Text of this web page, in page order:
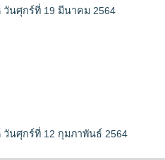
นศุกร์ที่ 19 มีนาคม 2564
นศุกร์ที่ 12 กุมภาพันธ์ 2564